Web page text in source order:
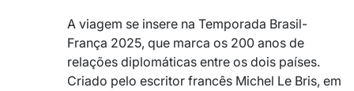
A viagem se insere na Temporada Brasil-
França 2025, que marca os 200 anos de
relações diplomáticas entre os dois países.
Criado pelo escritor francês Michel Le Bris, em